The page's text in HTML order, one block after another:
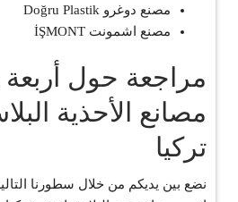
مصنع دوغرو Doğru Plastik
مصنع اشمونت İŞMONT
مراجعة حول
مصانع الأحذية
تركيا
نضع بين يديكم من خلال سطورنا